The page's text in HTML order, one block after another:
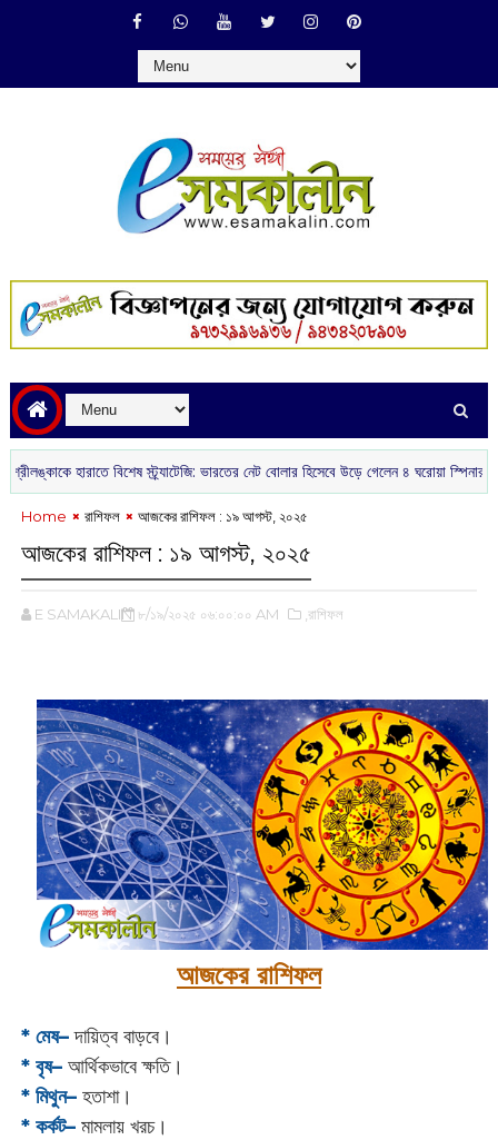
হারাতে বিশেষ স্ট্র্যাটেজি: ভারতের নেট বোলার হিসেবে উড়ে গেলেন ৪ ঘরোয়া স্পিনার
Home রাশিফল আজকের রাশিফল :‌ ১৯ আগস্ট, ২০২৫
আজকের রাশিফল :‌ ১৯ আগস্ট, ২০২৫
E SAMAKALIN ৮/১৯/২০২৫ ০৬:০০:০০ AM ,রাশিফল
আজকের রাশিফল
* মেষ–দায়িত্ব বাড়বে।
* বৃষ–আর্থিকভাবে ক্ষতি।
* মিথুন–হতাশা।
* কর্কট–মামলায় খরচ।